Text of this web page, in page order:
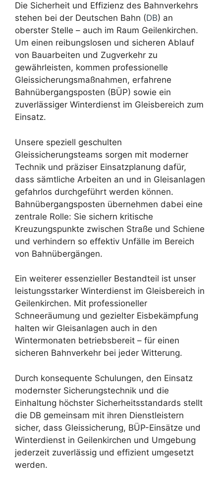
Die Sicherheit und Effizienz des Bahnverkehrs
stehen bei der Deutschen Bahn (DB) an
oberster Stelle – auch im Raum Geilenkirchen.
Um einen reibungslosen und sicheren Ablauf
von Bauarbeiten und Zugverkehr zu
gewährleisten, kommen professionelle
Gleissicherungsmaßnahmen, erfahrene
Bahnübergangsposten (BÜP) sowie ein
zuverlässiger Winterdienst im Gleisbereich zum
Einsatz.
Unsere speziell geschulten
Gleissicherungsteams sorgen mit moderner
Technik und präziser Einsatzplanung dafür,
dass sämtliche Arbeiten an und in Gleisanlagen
gefahrlos durchgeführt werden können.
Bahnübergangsposten übernehmen dabei eine
zentrale Rolle: Sie sichern kritische
Kreuzungspunkte zwischen Straße und Schiene
und verhindern so effektiv Unfälle im Bereich
von Bahnübergängen.
Ein weiterer essenzieller Bestandteil ist unser
leistungsstarker Winterdienst im Gleisbereich in
Geilenkirchen. Mit professioneller
Schneeräumung und gezielter Eisbekämpfung
halten wir Gleisanlagen auch in den
Wintermonaten betriebsbereit – für einen
sicheren Bahnverkehr bei jeder Witterung.
Durch konsequente Schulungen, den Einsatz
modernster Sicherungstechnik und die
Einhaltung höchster Sicherheitsstandards stellt
die DB gemeinsam mit ihren Dienstleistern
sicher, dass Gleissicherung, BÜP-Einsätze und
Winterdienst in Geilenkirchen und Umgebung
jederzeit zuverlässig und effizient umgesetzt
werden.